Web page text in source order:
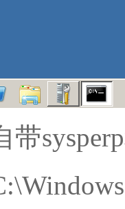
带